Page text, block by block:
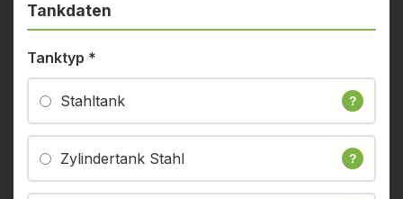
Tankdaten
Tanktyp *
Stahltank ?
Zylindertank Stahl ?